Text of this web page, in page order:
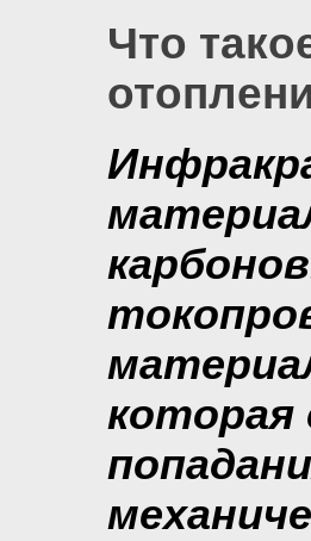
Что
которая